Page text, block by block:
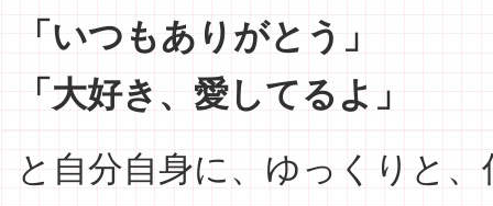
「いつもありがとう」
「大好き、愛してるよ」
と自分自身に、ゆっくりと